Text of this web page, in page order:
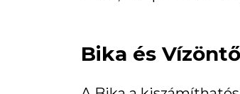
Bika és Vízöntő